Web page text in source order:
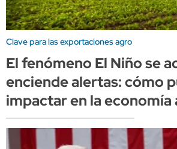
Clave para las exportaciones agro
El fenómeno El Niño se
enciende alertas: cómo
impactar en la economía